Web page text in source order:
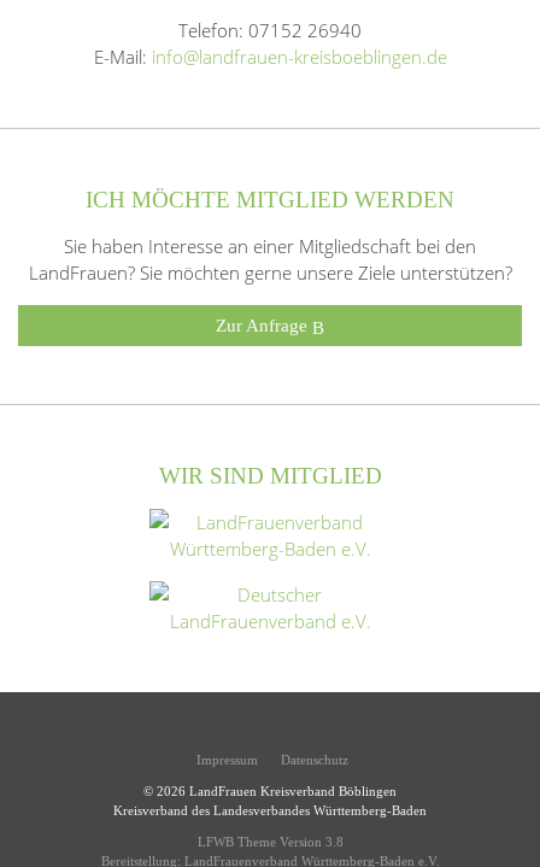
Telefon: 07152 26940
E-Mail: info@landfrauen-kreisboeblingen.de
ICH MÖCHTE MITGLIED WERDEN
Sie haben Interesse an einer Mitgliedschaft bei den
LandFrauen? Sie möchten gerne unsere Ziele unterstützen?
Zur Anfrage
WIR SIND MITGLIED
Impressum Datenschutz
© 2026 LandFrauen Kreisverband Böblingen
Kreisverband des Landesverbandes Württemberg-Baden
LFWB Theme Version 3.8
Bereitstellung: LandFrauenverband Württemberg-Baden e.V.